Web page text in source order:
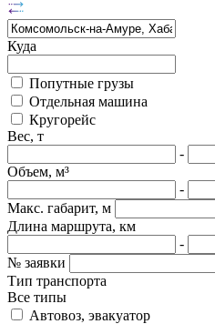
Куда
Попутные грузы
Отдельная машина
Кругорейс
Вес, т
-
Объем, м³
-
Макс. габарит, м
Длина маршрута, км
-
№ заявки
Тип транспорта
Все типы
Автовоз, эвакуатор